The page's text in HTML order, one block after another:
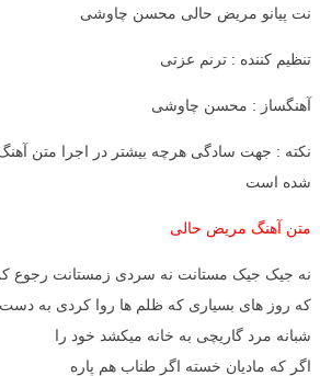
نت پیانو مریض حالی محسن چاوشی
تنظیم کننده : ترنم عزتی
آهنگساز : محسن چاوشی
نکته : جهت سادگی هرچه بیشتر در اجرا متن آهنگ
شده است
متن آهنگ مریض حالی
نه جیک جیک مستانت نه سردی زمستانت رجوع
که روز های بسیاری که ظلم ها روا کردی به
شبانه مرد گاریچی به خانه میکشد خود را
اگر که مادیان خسته اگر طناب هم پاره